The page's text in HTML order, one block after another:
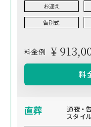
お迎え
告別式
料金例 ¥
料
直葬 通夜・
スタイ